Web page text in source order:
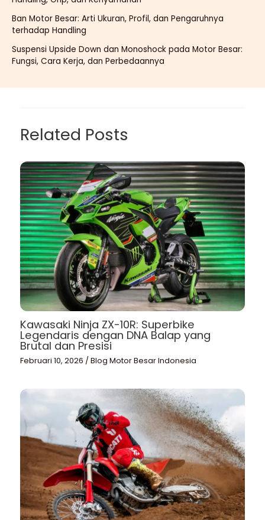
Ban Motor Besar: Arti Ukuran, Profil, dan Pengaruhnya
terhadap Handling
Suspensi Upside Down dan Monoshock pada Motor Besar:
Fungsi, Cara Kerja, dan Perbedaannya
Related Posts
Kawasaki Ninja ZX-10R: Superbike
Legendaris dengan DNA Balap yang
Brutal dan Presisi
Februari 10, 2026 /Blog Motor Besar Indonesia